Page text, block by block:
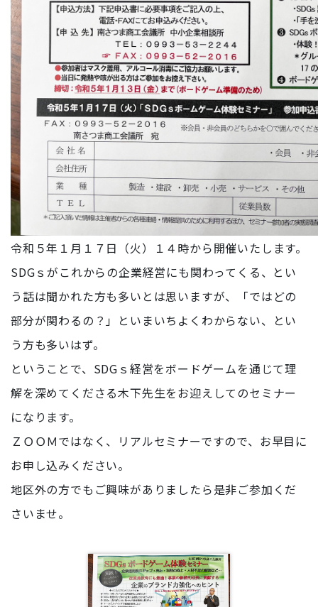
令和５年１月１７日（火）１４時から開催いたします。
SDGｓがこれからの企業経営にも関わってくる、とい
う話は聞かれた方も多いとは思いますが、「ではどの
部分が関わるの？」といまいちよくわからない、とい
う方も多いはず。
ということで、SDGｓ経営をボードゲームを通じて理
解を深めてくださる木下先生をお迎えしてのセミナー
になります。
ＺＯＯＭではなく、リアルセミナーですので、お早目に
お申し込みください。
地区外の方でもご興味がありましたら是非ご参加くだ
さいませ。